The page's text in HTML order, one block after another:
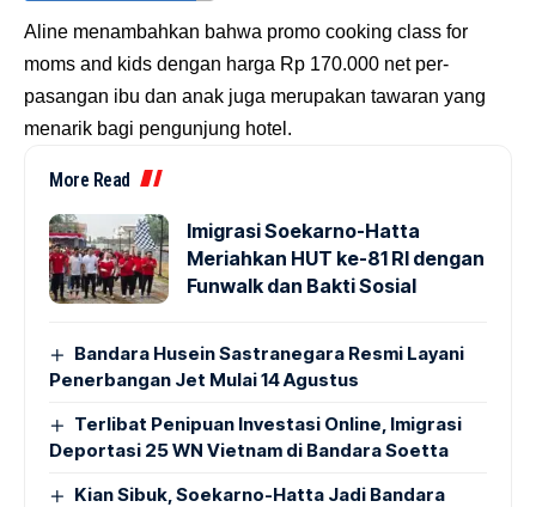
Aline menambahkan bahwa promo cooking class for
moms and kids dengan harga Rp 170.000 net per-
pasangan ibu dan anak juga merupakan tawaran yang
menarik bagi pengunjung hotel.
More Read
Imigrasi Soekarno-Hatta
Meriahkan HUT ke-81 RI dengan
Funwalk dan Bakti Sosial
Bandara Husein Sastranegara Resmi Layani
Penerbangan Jet Mulai 14 Agustus
Terlibat Penipuan Investasi Online, Imigrasi
Deportasi 25 WN Vietnam di Bandara Soetta
Kian Sibuk, Soekarno-Hatta Jadi Bandara